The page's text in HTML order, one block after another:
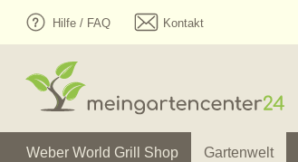
Hilfe / FAQ Kontakt
Weber World Grill Shop Gartenwelt